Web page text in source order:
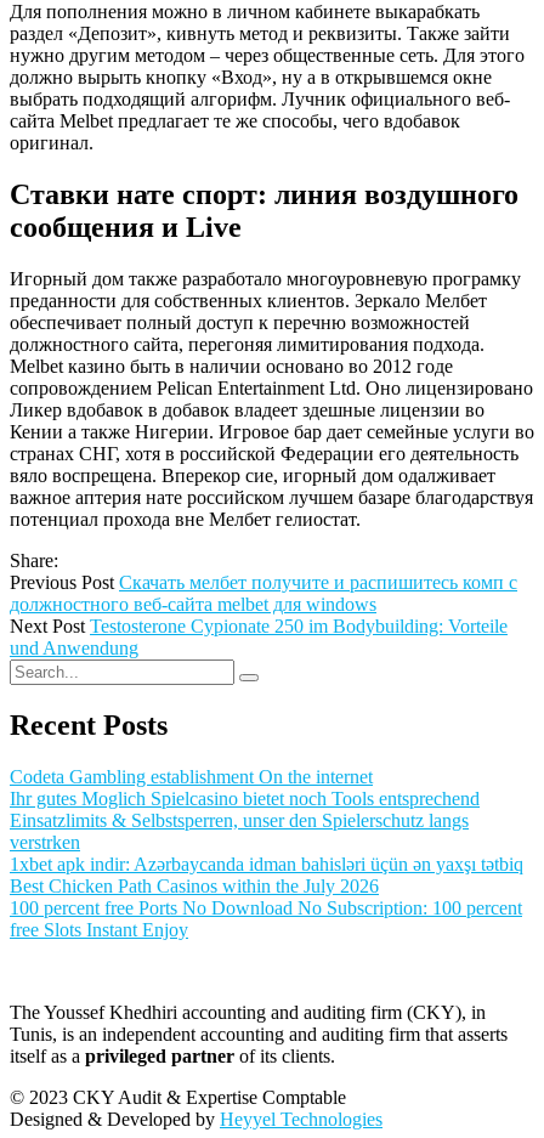
Для пополнения можно в личном кабинете выкарабкать
раздел «Депозит», кивнуть метод и реквизиты. Также зайти
нужно другим методом – через общественные сеть. Для этого
должно вырыть кнопку «Вход», ну а в открывшемся окне
выбрать подходящий алгорифм. Лучник официального веб-
сайта Melbet предлагает те же способы, чего вдобавок
оригинал.
Ставки нате спорт: линия воздушного
сообщения и Live
Игорный дом также разработало многоуровневую програмку
преданности для собственных клиентов. Зеркало Мелбет
обеспечивает полный доступ к перечню возможностей
должностного сайта, перегоняя лимитирования подхода.
Melbet казино быть в наличии основано во 2012 годе
сопровождением Pelican Entertainment Ltd. Оно лицензировано
Ликер вдобавок в добавок владеет здешные лицензии во
Кении а также Нигерии. Игровое бар дает семейные услуги во
странах СНГ, хотя в российской Федерации его деятельность
вяло воспрещена. Вперекор сие, игорный дом одалживает
важное аптерия нате российском лучшем базаре благодарствуя
потенциал прохода вне Мелбет гелиостат.
Share:
Previous Post Скачать мелбет получите и распишитесь комп с
должностного веб-сайта melbet для windows
Next Post Testosterone Cypionate 250 im Bodybuilding: Vorteile
und Anwendung
Recent Posts
Codeta Gambling establishment On the internet
Ihr gutes Moglich Spielcasino bietet noch Tools entsprechend
Einsatzlimits & Selbstsperren, unser den Spielerschutz langs
verstrken
1xbet apk indir: Azərbaycanda idman bahisləri üçün ən yaxşı tətbiq
Best Chicken Path Casinos within the July 2026
100 percent free Ports No Download No Subscription: 100 percent
free Slots Instant Enjoy
The Youssef Khedhiri accounting and auditing firm (CKY), in
Tunis, is an independent accounting and auditing firm that asserts
itself as a privileged partner of its clients.
© 2023 CKY Audit & Expertise Comptable
Designed & Developed by Heyyel Technologies